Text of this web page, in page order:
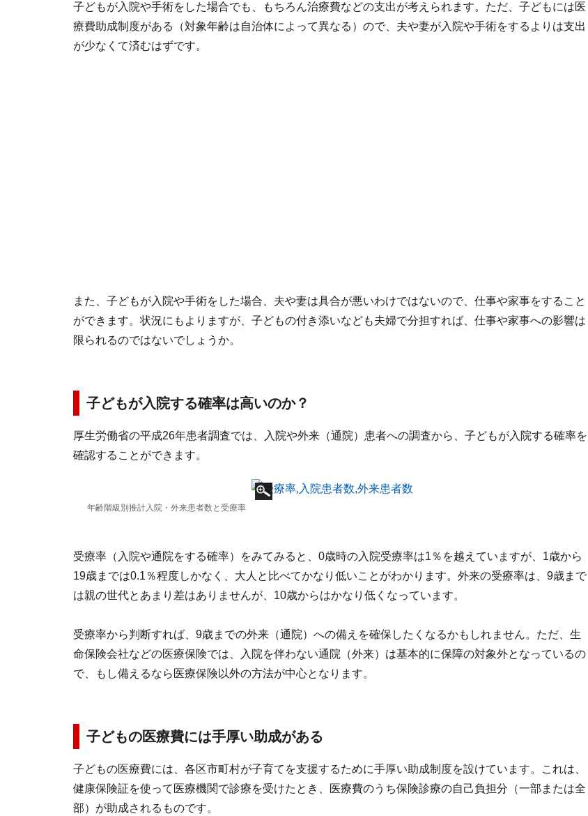
子どもが入院や手術をした場合でも、もちろん治療費などの支出が考えられます。ただ、子どもには医
療費助成制度がある（対象年齢は自治体によって異なる）ので、夫や妻が入院や手術をするよりは支出
が少なくて済むはずです。
また、子どもが入院や手術をした場合、夫や妻は具合が悪いわけではないので、仕事や家事をすること
ができます。状況にもよりますが、子どもの付き添いなども夫婦で分担すれば、仕事や家事への影響は
限られるのではないでしょうか。
子どもが入院する確率は高いのか？
厚生労働省の平成26年患者調査では、入院や外来（通院）患者への調査から、子どもが入院する確率を
確認することができます。
年齢階級別推計入院・外来患者数と受療率
受療率（入院や通院をする確率）をみてみると、0歳時の入院受療率は1％を越えていますが、1歳から
19歳までは0.1％程度しかなく、大人と比べてかなり低いことがわかります。外来の受療率は、9歳まで
は親の世代とあまり差はありませんが、10歳からはかなり低くなっています。
受療率から判断すれば、9歳までの外来（通院）への備えを確保したくなるかもしれません。ただ、生
命保険会社などの医療保険では、入院を伴わない通院（外来）は基本的に保障の対象外となっているの
で、もし備えるなら医療保険以外の方法が中心となります。
子どもの医療費には手厚い助成がある
子どもの医療費には、各区市町村が子育てを支援するために手厚い助成制度を設けています。これは、
健康保険証を使って医療機関で診療を受けたとき、医療費のうち保険診療の自己負担分（一部または全
部）が助成されるものです。